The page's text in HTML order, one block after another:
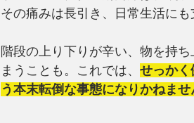
その痛みは長引き、日常生活にも
階段の上り下りが辛い、物を持
まうことも。これでは、 せっかく
う本末転倒な事態になりかねませ